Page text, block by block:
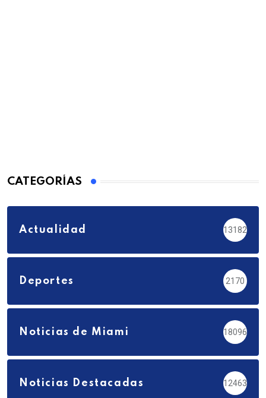
CATEGORÍAS
Actualidad 13182
Deportes 2170
Noticias de Miami 18096
Noticias Destacadas 12463